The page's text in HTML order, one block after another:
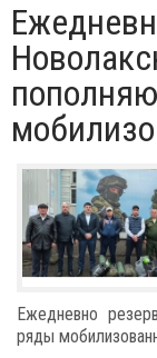
Ежедневно
ряды